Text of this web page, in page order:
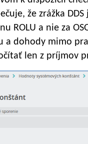
že zrážka
ROLU a nie za
a dohody mimo
len z príjmov